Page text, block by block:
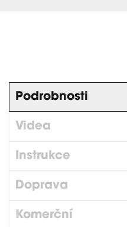
Podrobnosti
Videa
Instrukce
Doprava
Komerční